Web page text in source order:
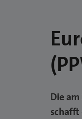
Die
schafft